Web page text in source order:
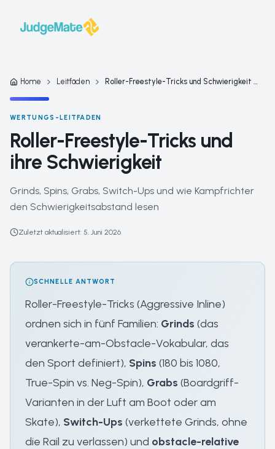
Home Leitfäden Roller-Freestyle-Tricks und Schwierigkeit — Grinds, Spins, G
WERTUNGS-LEITFADEN
Roller-Freestyle-Tricks und
ihre Schwierigkeit
Grinds, Spins, Grabs, Switch-Ups und wie Kampfrichter
den Schwierigkeitsabstand lesen
Zuletzt aktualisiert: 5. Juni 2026
SCHNELLE ANTWORT
Roller-Freestyle-Tricks (Aggressive Inline)
ordnen sich in fünf Familien: Grinds (das
verankerte-am-Obstacle-Vokabular, das
den Sport definiert), Spins (180 bis 1080,
True-Spin vs. Neg-Spin), Grabs (Boardgriff-
Varianten in der Luft am Boot oder am
Skate), Switch-Ups (verkettete Grinds, ohne
die Rail zu verlassen) und obstacle-relative